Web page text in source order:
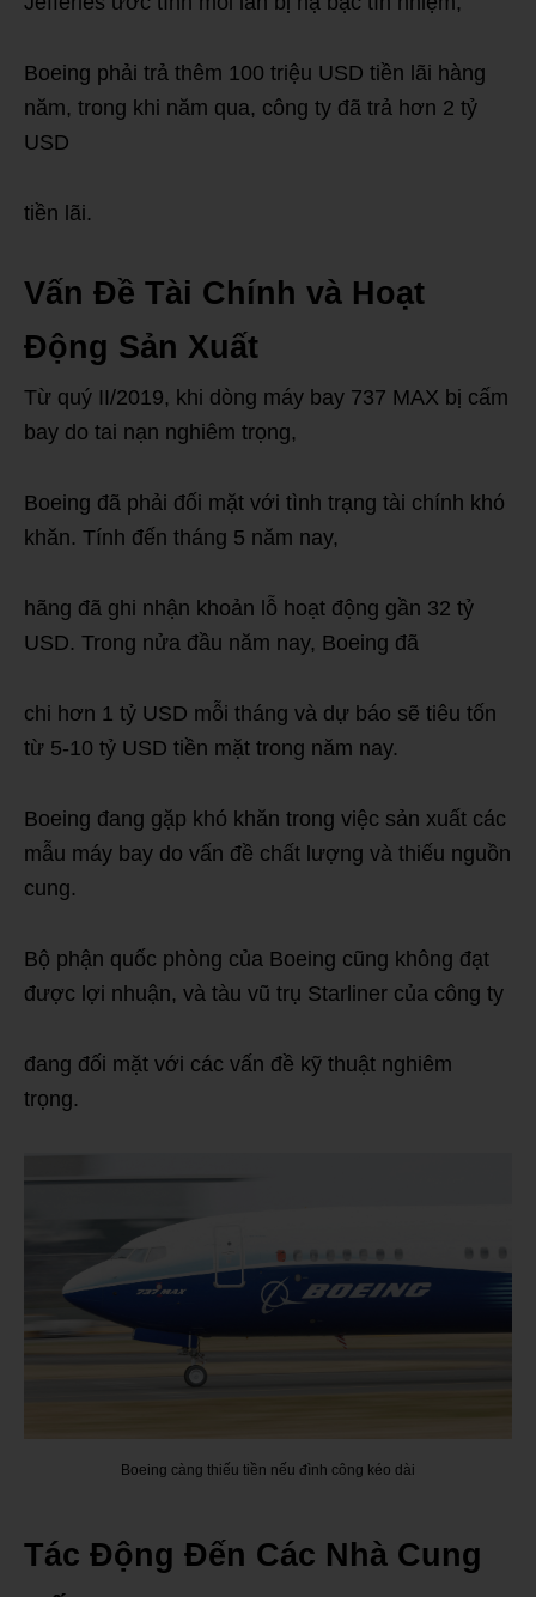
Boeing phải trả thêm 100 triệu USD tiền lãi hàng
năm, trong khi năm qua, công ty đã trả hơn 2 tỷ
USD
tiền lãi.
Vấn Đề Tài Chính và Hoạt
Động Sản Xuất
Từ quý II/2019, khi dòng máy bay 737 MAX bị cấm
bay do tai nạn nghiêm trọng,
Boeing đã phải đối mặt với tình trạng tài chính khó
khăn. Tính đến tháng 5 năm nay,
hãng đã ghi nhận khoản lỗ hoạt động gần 32 tỷ
USD. Trong nửa đầu năm nay, Boeing đã
chi hơn 1 tỷ USD mỗi tháng và dự báo sẽ tiêu tốn
từ 5-10 tỷ USD tiền mặt trong năm nay.
Boeing đang gặp khó khăn trong việc sản xuất các
mẫu máy bay do vấn đề chất lượng và thiếu nguồn
cung.
Bộ phận quốc phòng của Boeing cũng không đạt
được lợi nhuận, và tàu vũ trụ Starliner của công ty
đang đối mặt với các vấn đề kỹ thuật nghiêm
trọng.
Boeing càng thiếu tiền nếu đình công kéo dài
Tác Động Đến Các Nhà Cung